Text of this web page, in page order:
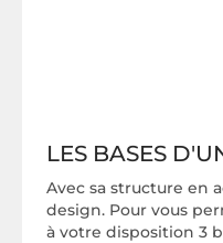
LES BASES
Avec sa structure en
design. Pour vous
à votre disposition 3